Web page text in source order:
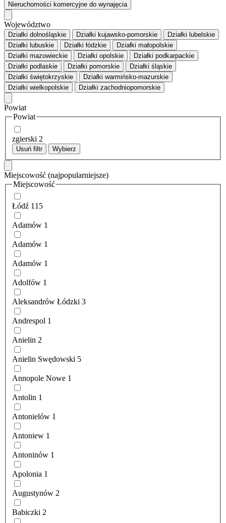
Nieruchomości komercyjne do wynajęcia
Województwo
Działki dolnośląskie Działki kujawsko-pomorskie
Działki lubelskie
Działki lubuskie
Działki łódzkie
Działki małopolskie
Działki mazowieckie
Działki opolskie
Działki podkarpackie
Działki podlaskie
Działki pomorskie
Działki śląskie
Działki świętokrzyskie
Działki warmińsko-mazurskie
Działki wielkopolskie
Działki zachodniopomorskie
Powiat
Powiat
zgierski 2
Usuń filtr Wybierz
Miejscowość (najpopularniejsze)
Miejscowość
Łódź 115
Adamów 1
Adamów 1
Adamów 1
Adolfów 1
Aleksandrów Łódzki 3
Andrespol 1
Anielin 2
Anielin Swędowski 5
Annopole Nowe 1
Antolin 1
Antonielów 1
Antoniew 1
Antoninów 1
Apolonia 1
Augustynów 2
Babiczki 2